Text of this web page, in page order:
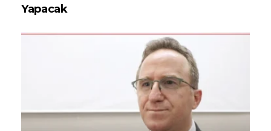
Yapacak